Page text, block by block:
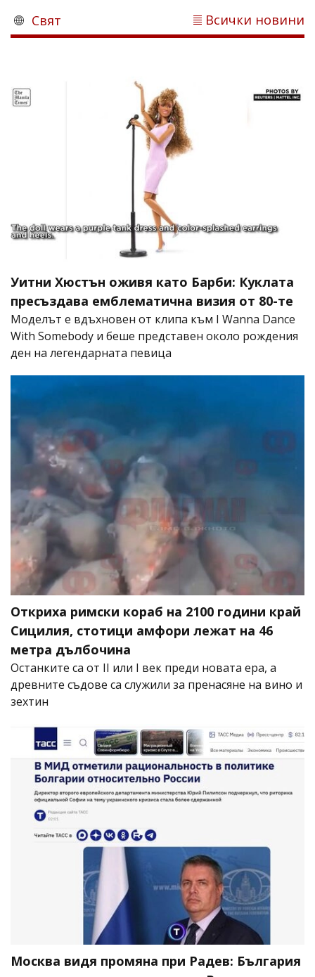
Свят Всички новини
Уитни Хюстън оживя като Барби: Куклата
пресъздава емблематична визия от 80-те
Моделът е вдъхновен от клипа към I Wanna Dance
With Somebody и беше представен около рождения
ден на легендарната певица
Откриха римски кораб на 2100 години край
Сицилия, стотици амфори лежат на 46
метра дълбочина
Останките са от II или I век преди новата ера, а
древните съдове са служили за пренасяне на вино и
зехтин
Москва видя промяна при Радев: България